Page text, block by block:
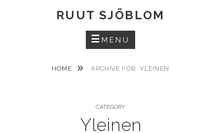
RUUT SJÖBLOM
MENU
HOME ARCHIVE FORYLEINEN
CATEGORY:
Yleinen